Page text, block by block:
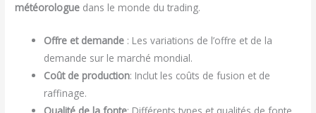
météorologue dans le monde du trading.
Offre et demande : Les variations de l’offre et de la
demande sur le marché mondial.
Coût de production: Inclut les coûts de fusion et de
raffinage.